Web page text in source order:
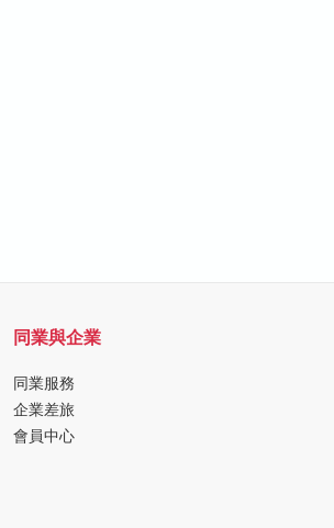
同業與企業
同業服務
企業差旅
會員中心